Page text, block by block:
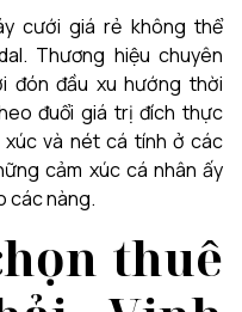
cưới giá rẻ không thể
Thương hiệu chuyên
đón đầu xu hướng thời
đuổi giá trị đích thực
và nét cá tính ở các
cảm xúc cá nhân ấy
các nàng.
thuê